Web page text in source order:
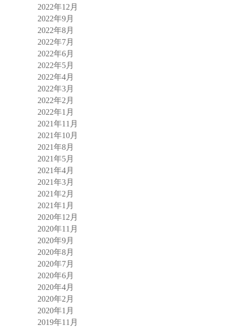
2022年12月
2022年9月
2022年8月
2022年7月
2022年6月
2022年5月
2022年4月
2022年3月
2022年2月
2022年1月
2021年11月
2021年10月
2021年8月
2021年5月
2021年4月
2021年3月
2021年2月
2021年1月
2020年12月
2020年11月
2020年9月
2020年8月
2020年7月
2020年6月
2020年4月
2020年2月
2020年1月
2019年11月